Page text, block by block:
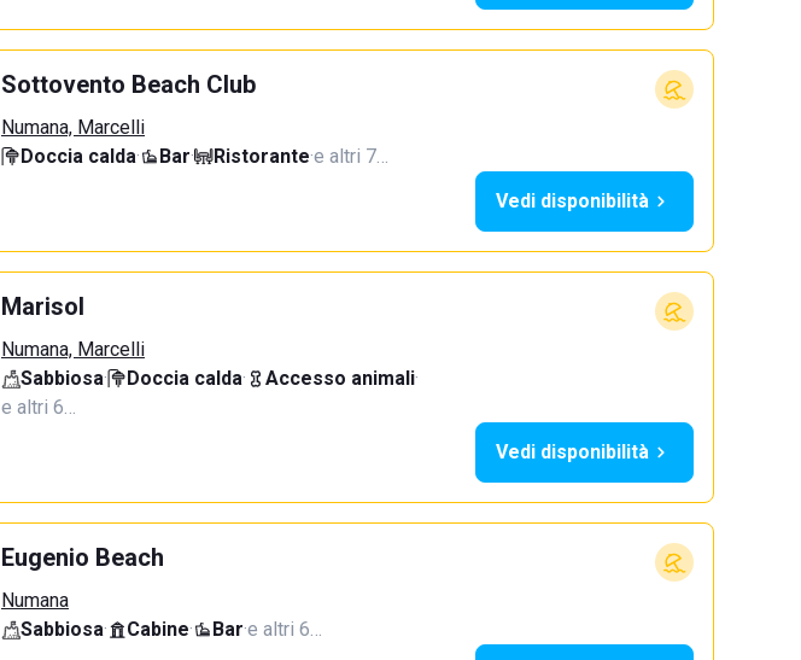
Sottovento Beach Club
Numana, Marcelli
Doccia calda· Bar· Ristorante·e altri 7…
Vedi disponibilità
Marisol
Numana, Marcelli
Sabbiosa· Doccia calda· Accesso animali·
e altri 6…
Vedi disponibilità
Eugenio Beach
Numana
Sabbiosa· Cabine· Bar·e altri 6…